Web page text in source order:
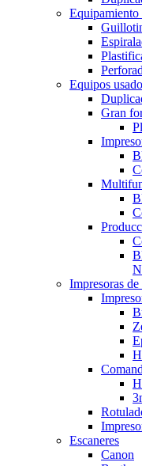
Equipamiento
Equipos
Gran
Impresoras
Escaneres
Canon